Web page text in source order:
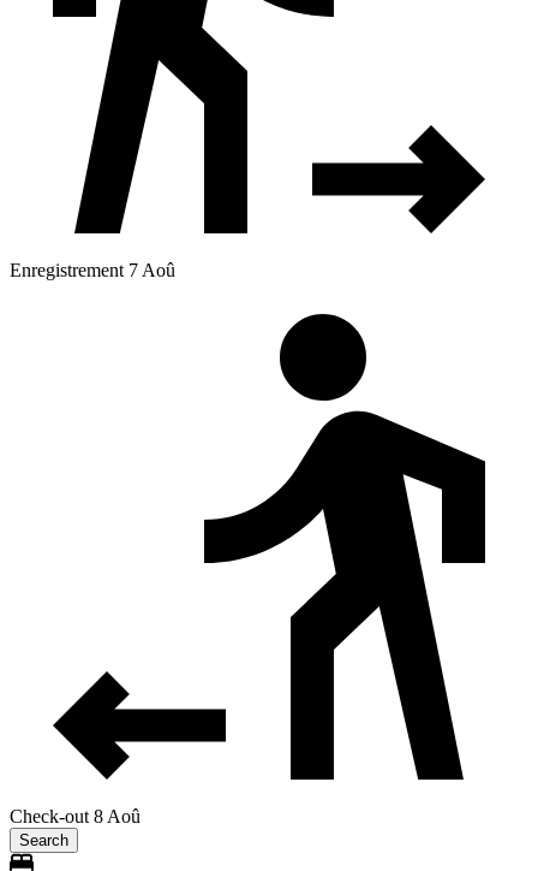
Enregistrement 7 Aoû
Check-out 8 Aoû
Search